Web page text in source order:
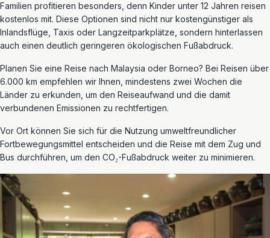
Familien profitieren besonders, denn Kinder unter 12 Jahren reisen
kostenlos mit. Diese Optionen sind nicht nur kostengünstiger als
Inlandsflüge, Taxis oder Langzeitparkplätze, sondern hinterlassen
auch einen deutlich geringeren ökologischen Fußabdruck.
Planen Sie eine Reise nach Malaysia oder Borneo? Bei Reisen über
6.000 km empfehlen wir Ihnen, mindestens zwei Wochen die
Länder zu erkunden, um den Reiseaufwand und die damit
verbundenen Emissionen zu rechtfertigen.
Vor Ort können Sie sich für die Nutzung umweltfreundlicher
Fortbewegungsmittel entscheiden und die Reise mit dem Zug und
Bus durchführen, um den CO₂-Fußabdruck weiter zu minimieren.